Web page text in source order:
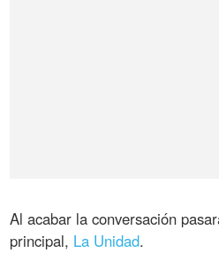
Al acabar la conversación
principal, La Unidad.